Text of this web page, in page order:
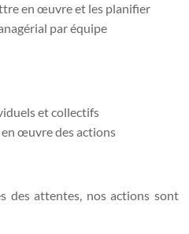
en œuvre et les planifier
par équipe
et collectifs
en œuvre des actions
des attentes, nos actions sont